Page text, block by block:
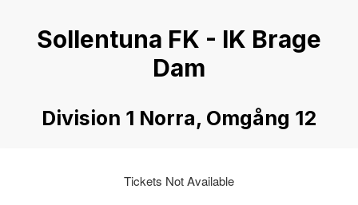
Sollentuna FK - IK Brage
Dam
Division 1 Norra, Omgång 12
Tickets Not Available